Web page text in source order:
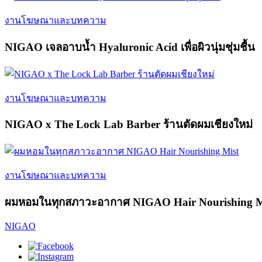
งานโฆษณาและบทความ
NIGAO เจลอาบน้ำ Hyaluronic Acid เพื่อผิวนุ่มชุ่มชื้น
งานโฆษณาและบทความ
NIGAO x The Lock Lab Barber ร้านตัดผมเชียงใหม่
งานโฆษณาและบทความ
ผมหอมในทุกสภาวะอากาศ NIGAO Hair Nourishing
NIGAO